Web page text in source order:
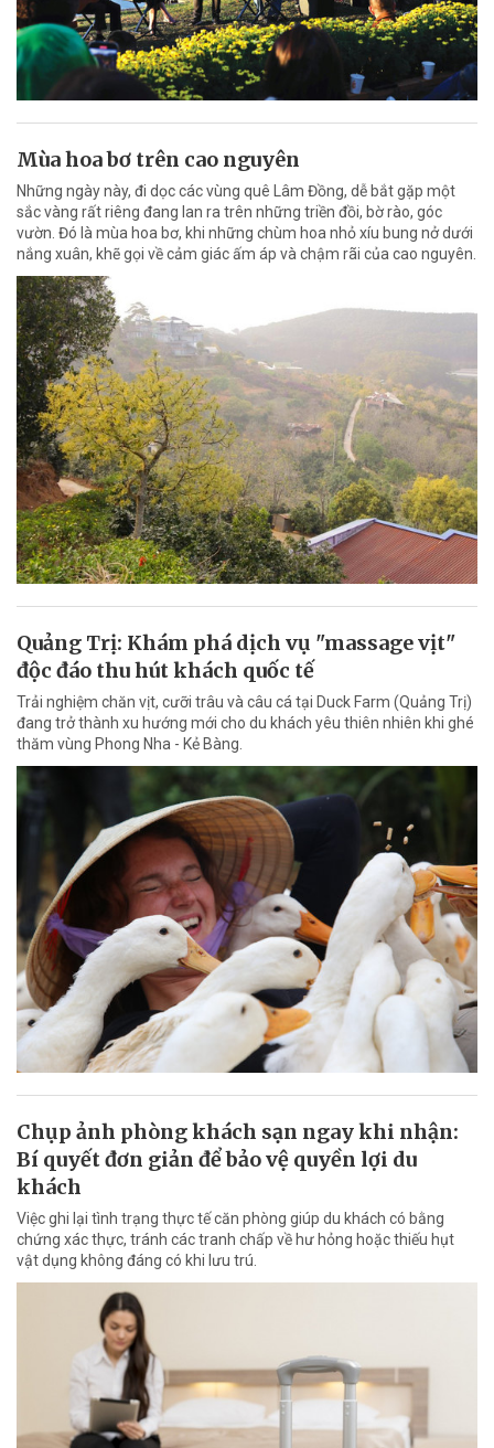
Mùa hoa bơ trên cao nguyên
Những ngày này, đi dọc các vùng quê Lâm Đồng, dễ bắt gặp một
sắc vàng rất riêng đang lan ra trên những triền đồi, bờ rào, góc
vườn. Đó là mùa hoa bơ, khi những chùm hoa nhỏ xíu bung nở dưới
nắng xuân, khẽ gọi về cảm giác ấm áp và chậm rãi của cao nguyên.
Quảng Trị: Khám phá dịch vụ "massage vịt"
độc đáo thu hút khách quốc tế
Trải nghiệm chăn vịt, cưỡi trâu và câu cá tại Duck Farm (Quảng Trị)
đang trở thành xu hướng mới cho du khách yêu thiên nhiên khi ghé
thăm vùng Phong Nha - Kẻ Bàng.
Chụp ảnh phòng khách sạn ngay khi nhận:
Bí quyết đơn giản để bảo vệ quyền lợi du
khách
Việc ghi lại tình trạng thực tế căn phòng giúp du khách có bằng
chứng xác thực, tránh các tranh chấp về hư hỏng hoặc thiếu hụt
vật dụng không đáng có khi lưu trú.